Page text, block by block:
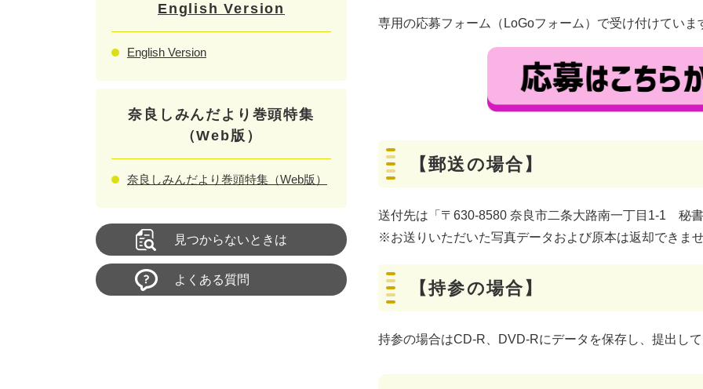
専用の応募フォーム（LoGoフォーム）で受け付けてい
【郵送の場合】​
送付先は「〒630-8580 奈良市二条大路南一丁目1-1 秘
​※​お送りいただいた写真データおよび原本は返却できま
【持参の場合】
持参の場合はCD-R、DVD-Rにデータを保存し、提出し
English Version
English Version
奈良しみんだより巻頭特集
（Web版）
奈良しみんだより巻頭特集（Web版）
見つからないときは
よくある質問